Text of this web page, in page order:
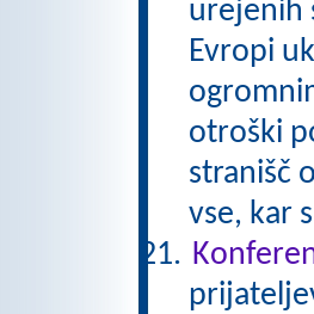
urejenih
Evropi
otroški
stranišč
vse, kar